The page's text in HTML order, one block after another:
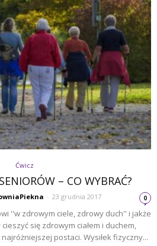
Ćwicz
– CO WYBRAĆ?
- 23 grudnia 2017 0
''w zdrowym ciele, zdrowy duch'' i jakże
się zdrowym ciałem i duchem,
postaci. Wysiłek fizyczny...